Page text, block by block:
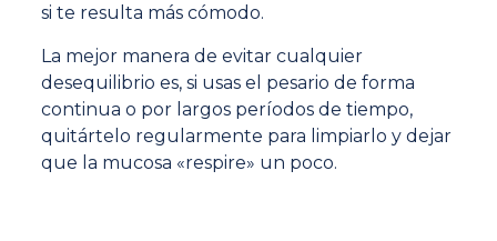
si te resulta más cómodo.
La mejor manera de evitar cualquier
desequilibrio es, si usas el pesario de forma
continua o por largos períodos de tiempo,
quitártelo regularmente para limpiarlo y dejar
que la mucosa «respire» un poco.